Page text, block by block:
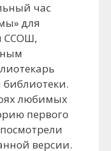
час
для
ССОШ,
библиотеки.
любимых
первого
версии.